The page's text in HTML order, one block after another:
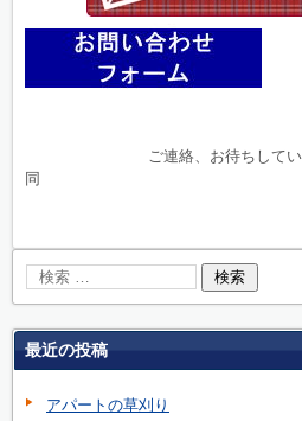
ご連絡、お待ちしています
同
最近の投稿
アパートの草刈り